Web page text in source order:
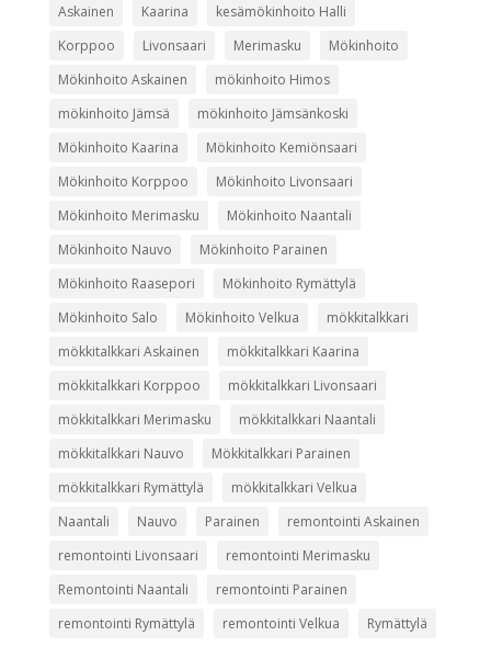
Askainen Kaarina
kesämökinhoito Halli
Korppoo
Livonsaari Merimasku
Mökinhoito
Mökinhoito Askainen
mökinhoito Himos
mökinhoito Jämsä
mökinhoito Jämsänkoski
Mökinhoito Kaarina
Mökinhoito Kemiönsaari
Mökinhoito Korppoo
Mökinhoito Livonsaari
Mökinhoito Merimasku
Mökinhoito Naantali
Mökinhoito Nauvo
Mökinhoito Parainen
Mökinhoito Raasepori
Mökinhoito Rymättylä
Mökinhoito Salo
Mökinhoito Velkua
mökkitalkkari
mökkitalkkari Askainen
mökkitalkkari Kaarina
mökkitalkkari Korppoo
mökkitalkkari Livonsaari
mökkitalkkari Merimasku
mökkitalkkari Naantali
mökkitalkkari Nauvo
Mökkitalkkari Parainen
mökkitalkkari Rymättylä
mökkitalkkari Velkua
Naantali
Nauvo Parainen
remontointi Askainen
remontointi Livonsaari
remontointi Merimasku
Remontointi Naantali
remontointi Parainen
remontointi Rymättylä
remontointi Velkua Rymättylä